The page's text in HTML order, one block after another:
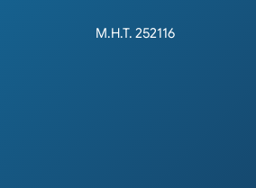
Μ.Η.Τ. 252116